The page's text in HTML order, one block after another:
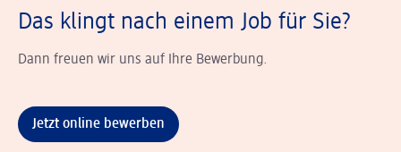
Das klingt nach einem Job für Sie?
Dann freuen wir uns auf Ihre Bewerbung.
Jetzt online bewerben